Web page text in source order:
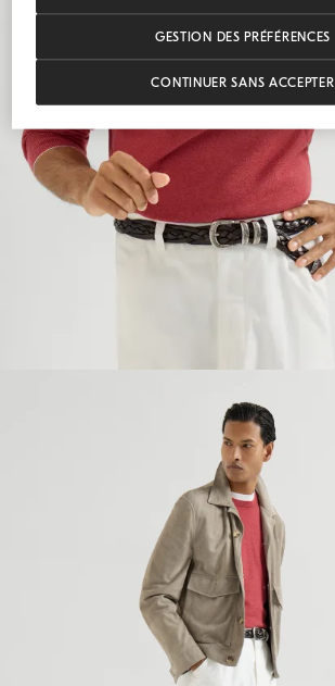
GESTION DES PRÉFÉRENCES
CONTINUER SANS ACCEPTER